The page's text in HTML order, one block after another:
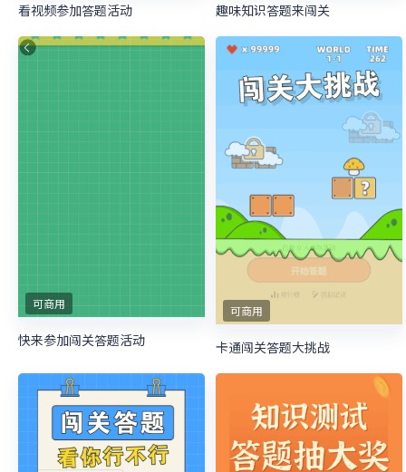
看视频参加答题活动 趣味知识答题来闯关
可商用
快来参加闯关答题活动
可商用
卡通闯关答题大挑战